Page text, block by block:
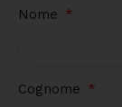
Nome
Cognome